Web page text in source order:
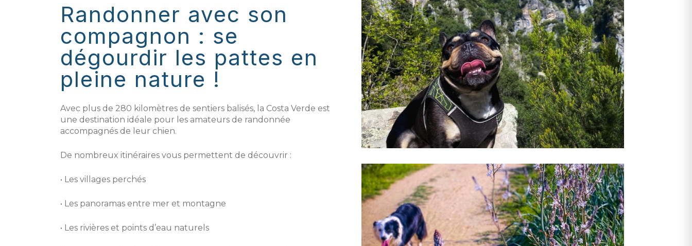
Randonner avec son
compagnon : se
dégourdir les pattes en
pleine nature !
Avec plus de 280 kilomètres de sentiers balisés, la Costa Verde est
une destination idéale pour les amateurs de randonnée
accompagnés de leur chien.
De nombreux itinéraires vous permettent de découvrir :
• Les villages perchés
• Les panoramas entre mer et montagne
• Les rivières et points d’eau naturels